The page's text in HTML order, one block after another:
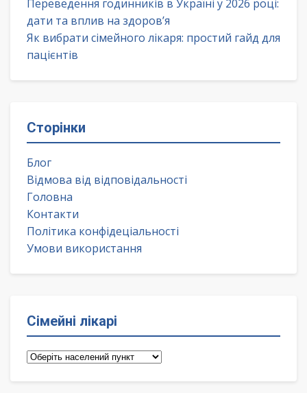
Переведення годинників в Україні у 2026 році:
дати та вплив на здоров’я
Як вибрати сімейного лікаря: простий гайд для
пацієнтів
Сторінки
Блог
Відмова від відповідальності
Головна
Контакти
Політика конфідеціальності
Умови використання
Сімейні лікарі
Сімейні